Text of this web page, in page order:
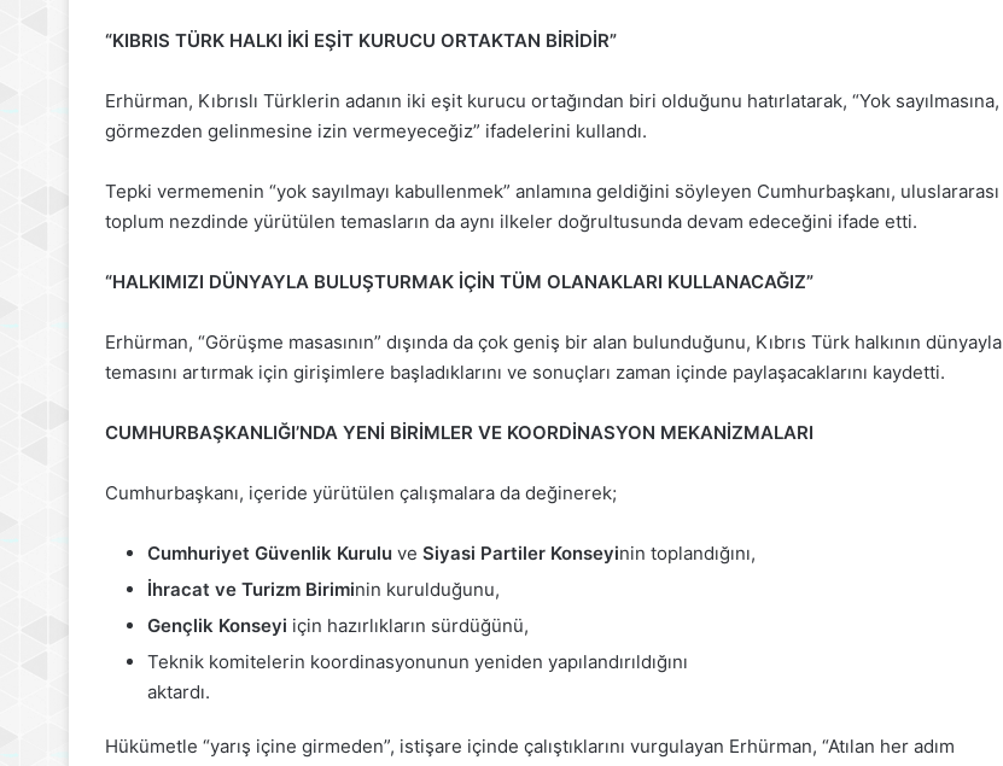
“KIBRIS TÜRK HALKI İKİ EŞİT KURUCU ORTAKTAN BİRİDİR”
Erhürman, Kıbrıslı Türklerin adanın iki eşit kurucu ortağından biri olduğunu hatırlatarak, “Yok sayılmasına,
görmezden gelinmesine izin vermeyeceğiz” ifadelerini kullandı.
Tepki vermemenin “yok sayılmayı kabullenmek” anlamına geldiğini söyleyen Cumhurbaşkanı, uluslararası
toplum nezdinde yürütülen temasların da aynı ilkeler doğrultusunda devam edeceğini ifade etti.
“HALKIMIZI DÜNYAYLA BULUŞTURMAK İÇİN TÜM OLANAKLARI KULLANACAĞIZ”
Erhürman, “Görüşme masasının” dışında da çok geniş bir alan bulunduğunu, Kıbrıs Türk halkının dünyayla
temasını artırmak için girişimlere başladıklarını ve sonuçları zaman içinde paylaşacaklarını kaydetti.
CUMHURBAŞKANLIĞI’NDA YENİ BİRİMLER VE KOORDİNASYON MEKANİZMALARI
Cumhurbaşkanı, içeride yürütülen çalışmalara da değinerek;
Cumhuriyet Güvenlik Kurulu ve Siyasi Partiler Konseyinin toplandığını,
İhracat ve Turizm Biriminin kurulduğunu,
Gençlik Konseyi için hazırlıkların sürdüğünü,
Teknik komitelerin koordinasyonunun yeniden yapılandırıldığını
aktardı.
Hükümetle “yarış içine girmeden”, istişare içinde çalıştıklarını vurgulayan Erhürman, “Atılan her adım